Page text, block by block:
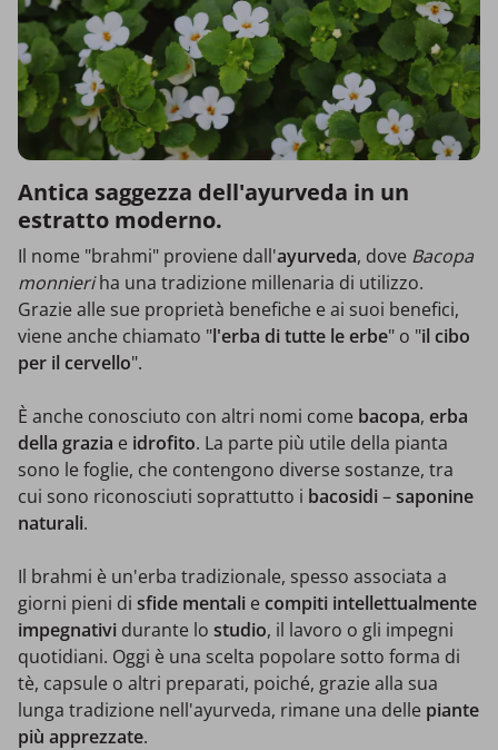
Antica saggezza dell'ayurveda in un
estratto moderno.
Il nome "brahmi" proviene dall'ayurveda, dove Bacopa
monnieriha una tradizione millenaria di utilizzo.
Grazie alle sue proprietà benefiche e ai suoi benefici,
viene anche chiamato "l'erba di tutte le erbe" o "il cibo
per il cervello".
È anche conosciuto con altri nomi come bacopa, erba
della grazia e idrofito. La parte più utile della pianta
sono le foglie, che contengono diverse sostanze, tra
cui sono riconosciuti soprattutto i bacosidi–saponine
naturali.
Il brahmi è un'erba tradizionale, spesso associata a
giorni pieni di sfide mentali e compiti intellettualmente
impegnativi durante lo studio, il lavoro o gli impegni
quotidiani. Oggi è una scelta popolare sotto forma di
tè, capsule o altri preparati, poiché, grazie alla sua
lunga tradizione nell'ayurveda, rimane una delle piante
più apprezzate.